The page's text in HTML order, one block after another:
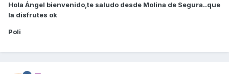
Hola Ángel bienvenido,te saludo desde Molina de Segura..que
la disfrutes ok
Poli